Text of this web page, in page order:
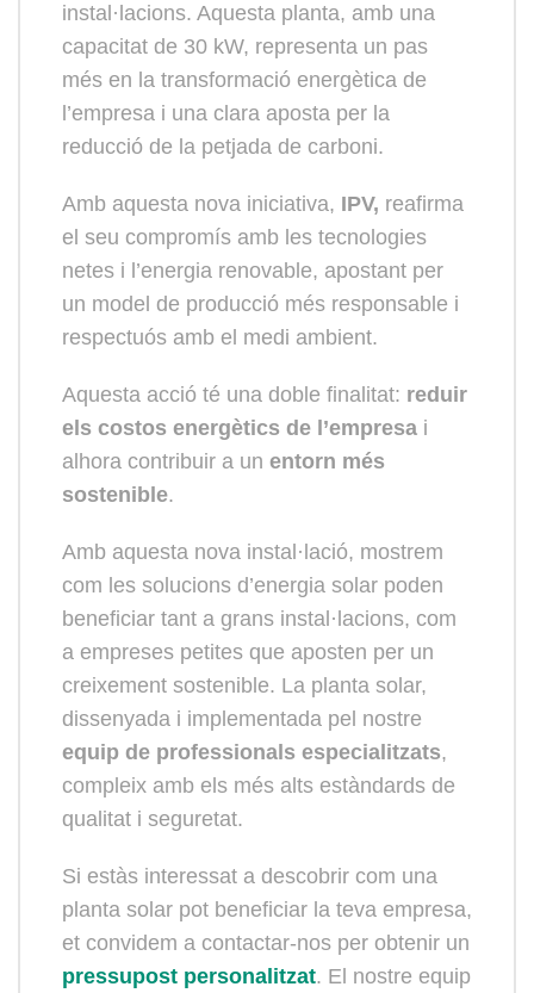
instal·lacions. Aquesta planta, amb una
capacitat de 30 kW, representa un pas
més en la transformació energètica de
l’empresa i una clara aposta per la
reducció de la petjada de carboni.
Amb aquesta nova iniciativa, IPV, reafirma
el seu compromís amb les tecnologies
netes i l’energia renovable, apostant per
un model de producció més responsable i
respectuós amb el medi ambient.
Aquesta acció té una doble finalitat: reduir
els costos energètics de l’empresa i
alhora contribuir a un entorn més
sostenible.
Amb aquesta nova instal·lació, mostrem
com les solucions d’energia solar poden
beneficiar tant a grans instal·lacions, com
a empreses petites que aposten per un
creixement sostenible. La planta solar,
dissenyada i implementada pel nostre
equip de professionals especialitzats,
compleix amb els més alts estàndards de
qualitat i seguretat.
Si estàs interessat a descobrir com una
planta solar pot beneficiar la teva empresa,
et convidem a contactar-nos per obtenir un
pressupost personalitzat. El nostre equip